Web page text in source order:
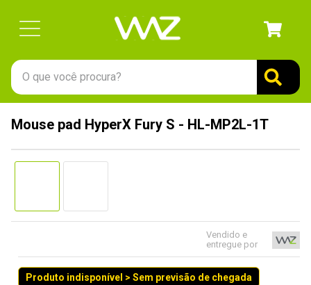
O que você procura?
Mouse pad HyperX Fury S - HL-MP2L-1T
Vendido e
entregue por
Produto indisponível > Sem previsão de chegada
1
gabinete
6º
mouse
7º
jonsbo